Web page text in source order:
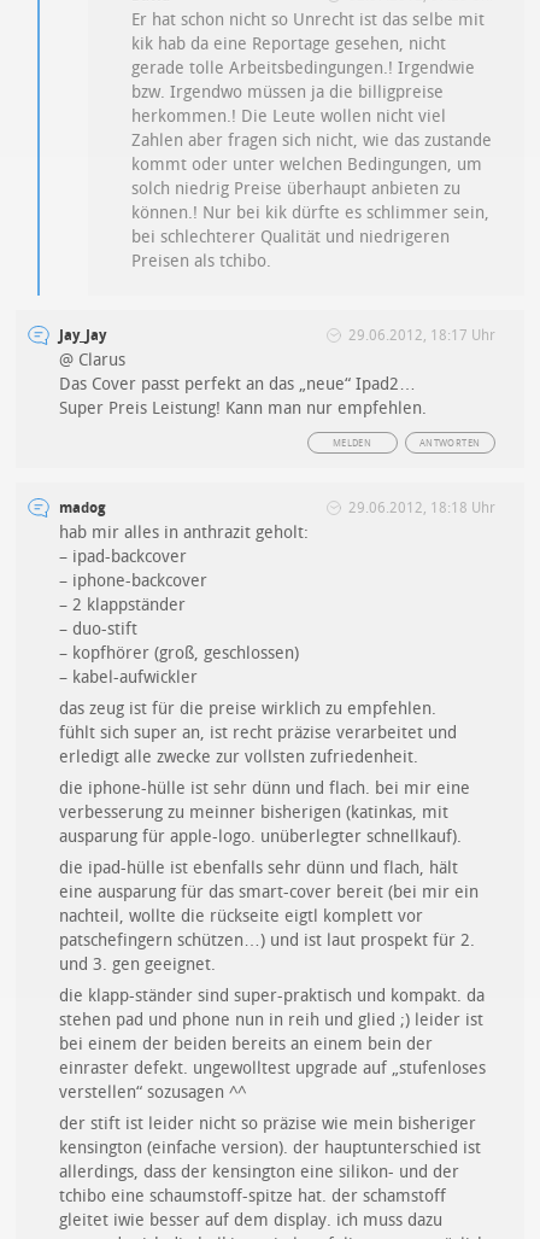
Er hat schon nicht so Unrecht ist das selbe mit
kik hab da eine Reportage gesehen, nicht
gerade tolle Arbeitsbedingungen.! Irgendwie
bzw. Irgendwo müssen ja die billigpreise
herkommen.! Die Leute wollen nicht viel
Zahlen aber fragen sich nicht, wie das zustande
kommt oder unter welchen Bedingungen, um
solch niedrig Preise überhaupt anbieten zu
können.! Nur bei kik dürfte es schlimmer sein,
bei schlechterer Qualität und niedrigeren
Preisen als tchibo.
Jay_Jay 29.06.2012, 18:17 Uhr
@ Clarus
Das Cover passt perfekt an das „neue“ Ipad2…
Super Preis Leistung! Kann man nur empfehlen.
ANTWORTEN
MELDEN
madog 29.06.2012, 18:18 Uhr
hab mir alles in anthrazit geholt:
– ipad-backcover
– iphone-backcover
– 2 klappständer
– duo-stift
– kopfhörer (groß, geschlossen)
– kabel-aufwickler
das zeug ist für die preise wirklich zu empfehlen.
fühlt sich super an, ist recht präzise verarbeitet und
erledigt alle zwecke zur vollsten zufriedenheit.
die iphone-hülle ist sehr dünn und flach. bei mir eine
verbesserung zu meinner bisherigen (katinkas, mit
ausparung für apple-logo. unüberlegter schnellkauf).
die ipad-hülle ist ebenfalls sehr dünn und flach, hält
eine ausparung für das smart-cover bereit (bei mir ein
nachteil, wollte die rückseite eigtl komplett vor
patschefingern schützen…) und ist laut prospekt für 2.
und 3. gen geeignet.
die klapp-ständer sind super-praktisch und kompakt. da
stehen pad und phone nun in reih und glied ;) leider ist
bei einem der beiden bereits an einem bein der
einraster defekt. ungewolltest upgrade auf „stufenloses
verstellen“ sozusagen ^^
der stift ist leider nicht so präzise wie mein bisheriger
kensington (einfache version). der hauptunterschied ist
allerdings, dass der kensington eine silikon- und der
tchibo eine schaumstoff-spitze hat. der schamstoff
gleitet iwie besser auf dem display. ich muss dazu